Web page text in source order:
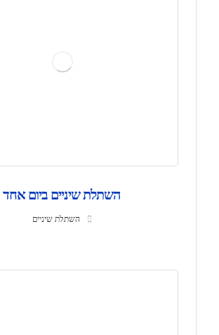
השתלת שיניים ביום אחד
השתלת שיניים